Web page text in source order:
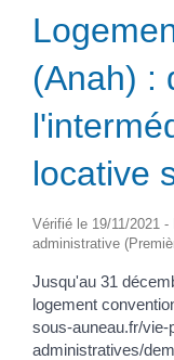
(Anah) :
locative
Vérifié le 19/11/2021
administrative
Jusqu'au 31
logement
sous-auneau.fr/
administratives/